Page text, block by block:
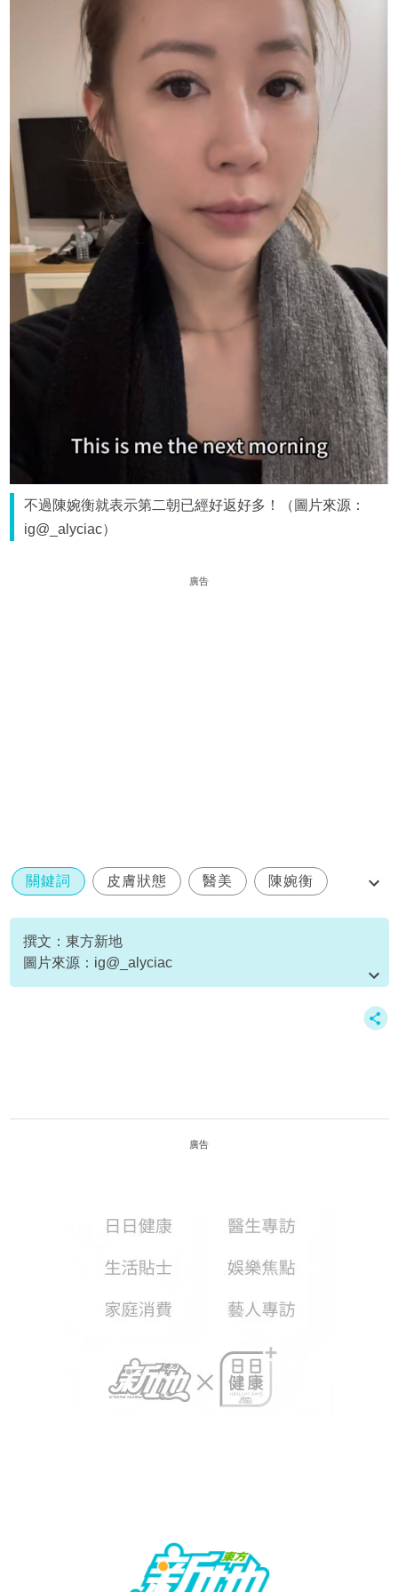
不過陳婉衡就表示第二朝已經好返好多！（圖片來源：
ig@_alyciac）
廣告
關鍵詞 皮膚狀態 醫美 陳婉衡
韓國
撰文：東方新地
圖片來源：ig@_alyciac
資料或影片來源：原文刊於新假期
廣告